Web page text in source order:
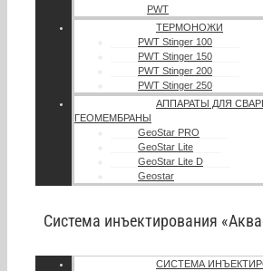
PWT
ТЕРМОНОЖИ
PWT Stinger 100
PWT Stinger 150
PWT Stinger 200
PWT Stinger 250
АППАРАТЫ ДЛЯ
ГЕОМЕМБРАНЫ
GeoStar PRO
GeoStar Lite
GeoStar Lite D
Geostar
Система инъектирования
СИСТЕМА